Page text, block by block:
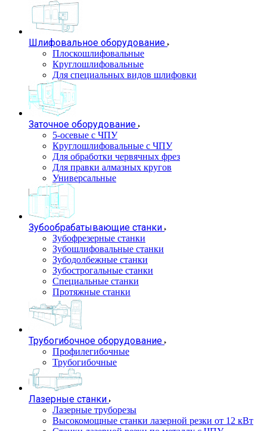
Шлифовальное оборудование
Плоскошлифовальные
Круглошлифовальные
Для специальных видов шлифовки
Заточное оборудование
5-осевые с ЧПУ
Круглошлифовальные с ЧПУ
Для обработки червячных фрез
Для правки алмазных кругов
Универсальные
Зубообрабатывающие станки
Зубофрезерные станки
Зубошлифовальные станки
Зубодолбежные станки
Зубострогальные станки
Специальные станки
Протяжные станки
Трубогибочное оборудование
Профилегибочные
Трубогибочные
Лазерные станки
Лазерные труборезы
Высокомощные станки лазерной резки от 12 кВт